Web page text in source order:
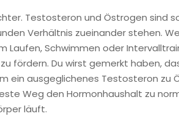
Testosteron und Östrogen sind
Verhältnis zueinander stehen.
Laufen, Schwimmen oder
fördern. Du wirst gemerkt haben,
ein ausgeglichenes Testosteron zu
Weg den Hormonhaushalt zu
läuft.